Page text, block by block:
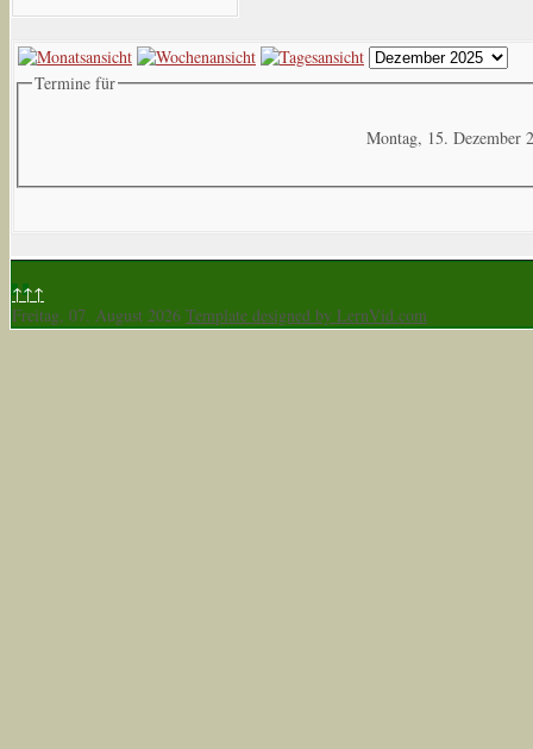
Termine für
Montag, 15. Dezember
↑↑↑
Freitag, 07. August 2026 Template designed by LernVid.com